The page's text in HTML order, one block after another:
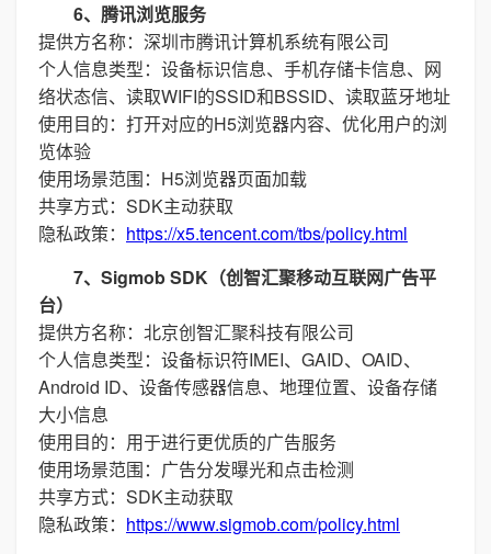
6、腾讯浏览服务
提供方名称：深圳市腾讯计算机系统有限公司
个人信息类型：设备标识信息、手机存储卡信息、网
络状态信、读取WIFI的SSID和BSSID、读取蓝牙地址
使用目的：打开对应的H5浏览器内容、优化用户的浏
览体验
使用场景范围：H5浏览器页面加载
共享方式：SDK主动获取
隐私政策： https://x5.tencent.com/tbs/policy.html
7、Sigmob SDK（创智汇聚移动互联网广告平
台）
提供方名称：北京创智汇聚科技有限公司
个人信息类型：设备标识符IMEI、GAID、OAID、
Android ID、设备传感器信息、地理位置、设备存储
大小信息
使用目的：用于进行更优质的广告服务
使用场景范围：广告分发曝光和点击检测
共享方式：SDK主动获取
隐私政策： https://www.sigmob.com/policy.html